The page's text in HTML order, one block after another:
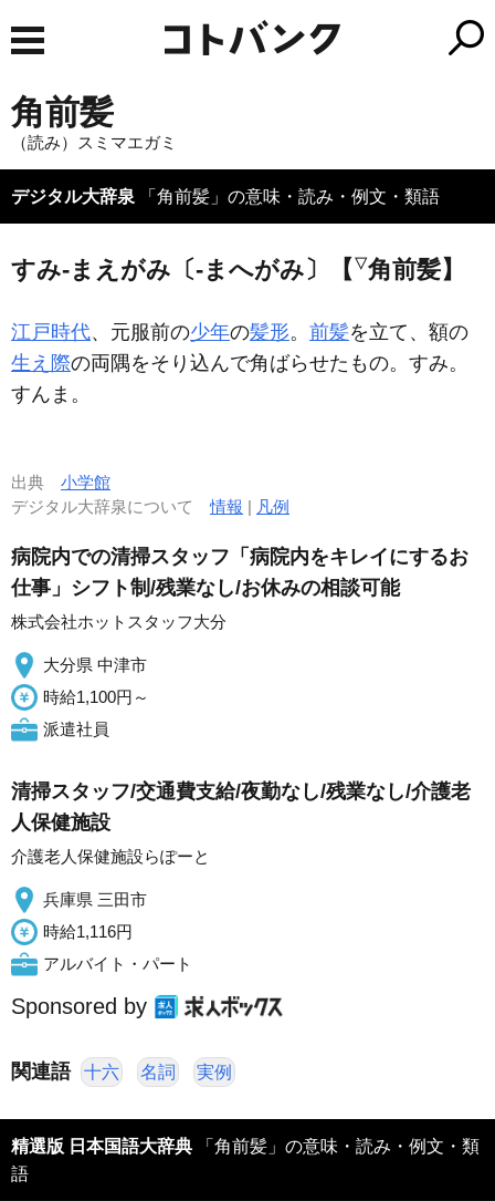
角前髪
（読み）スミマエガミ
デジタル大辞泉 「角前髪」の意味・読み・例文・類語
すみ‐まえがみ〔‐まへがみ〕【 ▽角前髪】
江戸時代、元服前の少年の髪形。 前髪を立て、額の
生え際の両隅をそり込んで角ばらせたもの。すみ。
すんま。
出典 小学館
デジタル大辞泉について情報 | 凡例
病院内での清掃スタッフ「病院内をキレイにするお
仕事」シフト制/残業なし/お休みの相談可能
株式会社ホットスタッフ大分
大分県 中津市
時給1,100円～
派遣社員
清掃スタッフ/交通費支給/夜勤なし/残業なし/介護老
人保健施設
介護老人保健施設らぽーと
兵庫県 三田市
時給1,116円
アルバイト・パート
Sponsored by
関連語 十六 名詞 実例
精選版 日本国語大辞典 「角前髪」の意味・読み・例文・類
語